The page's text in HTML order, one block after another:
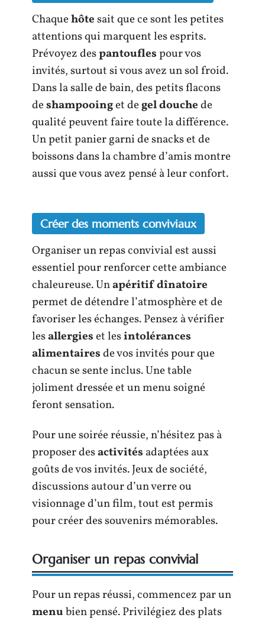
Chaquehôtesait que ce sont les petites
attentions qui marquent les esprits.
Prévoyez despantouflespour vos
invités, surtout si vous avez un sol froid.
Dans la salle de bain, des petits flacons
deshampooinget degel douchede
qualité peuvent faire toute la différence.
Un petit panier garni de snacks et de
boissons dans la chambre d’amis montre
aussi que vous avez pensé à leur confort.
Créer des moments conviviaux
Organiser un repas convivial est aussi
essentiel pour renforcer cette ambiance
chaleureuse. Unapéritif dînatoire
permet de détendre l’atmosphère et de
favoriser les échanges. Pensez à vérifier
lesallergieset lesintolérances
alimentairesde vos invités pour que
chacun se sente inclus. Une table
joliment dressée et un menu soigné
feront sensation.
Pour une soirée réussie, n’hésitez pas à
proposer desactivités adaptées aux
goûts de vos invités. Jeux de société,
discussions autour d’un verre ou
visionnage d’un film, tout est permis
pour créer des souvenirs mémorables.
Organiser un repas convivial
Pour un repas réussi, commencez par un
menubien pensé. Privilégiez des plats